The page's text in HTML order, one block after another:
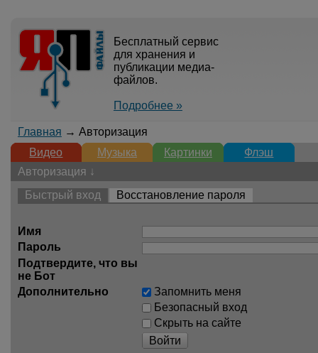
Бесплатный сервис
для хранения и
публикации медиа-
файлов.
Подробнее »
Главная → Авторизация
Видео
Музыка Картинки
Флэш
Авторизация ↓
Быстрый вход
Восстановление пароля
Имя
Пароль
Подтвердите, что вы
не Бот
Дополнительно
Запомнить меня
Безопасный вход
Скрыть на сайте
Войти